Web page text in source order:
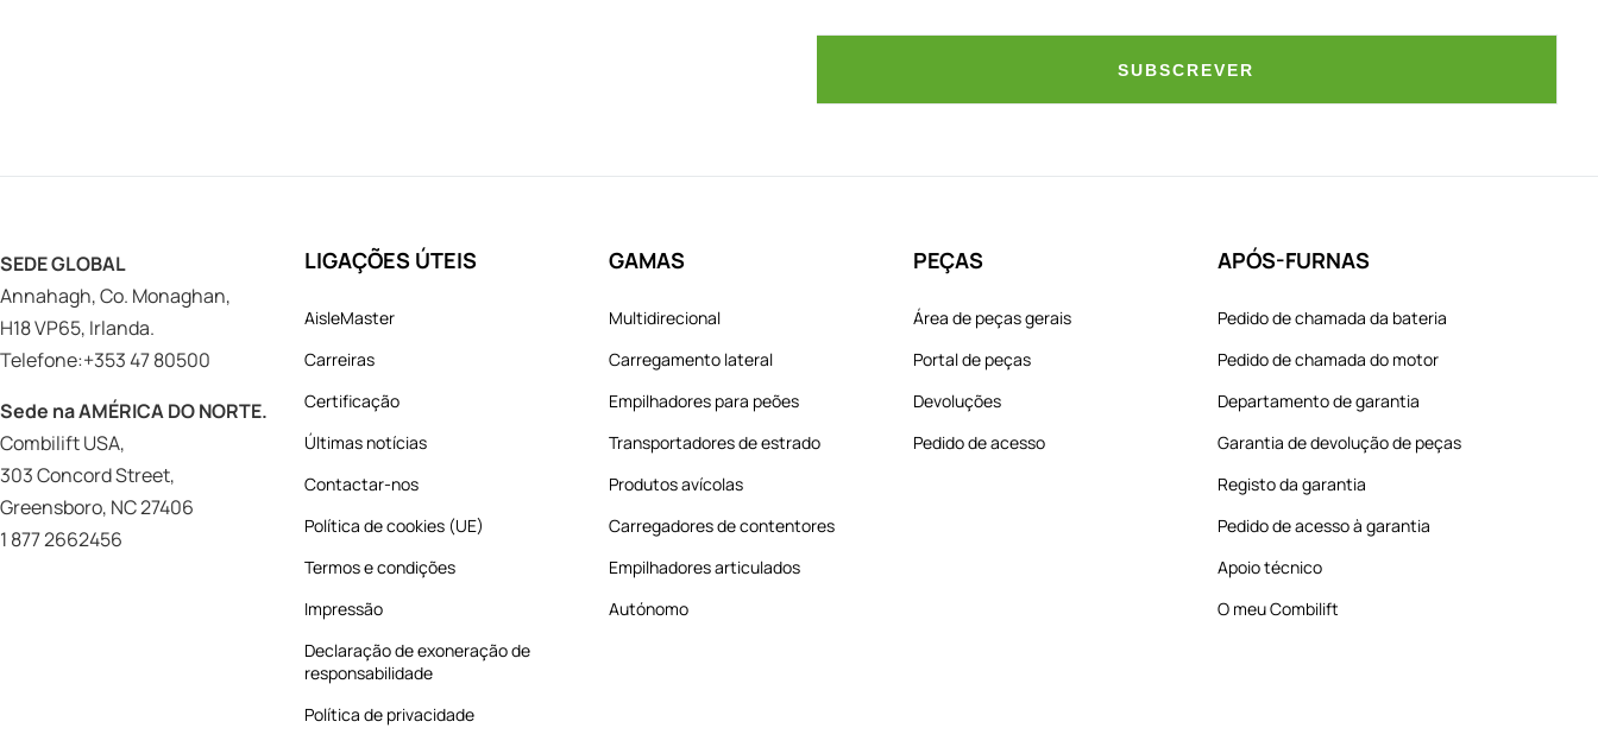
SUBSCREVER
SEDE GLOBAL
Annahagh, Co. Monaghan,
H18 VP65, Irlanda.
Telefone:+353 47 80500
Sede na AMÉRICA DO NORTE.
Combilift USA,
303 Concord Street,
Greensboro, NC 27406
1 877 2662456
LIGAÇÕES ÚTEIS
AisleMaster
Carreiras
Certificação
Últimas notícias
Contactar-nos
Política de cookies (UE)
Termos e condições
Impressão
Declaração de exoneração de
responsabilidade
Política de privacidade
GAMAS
Multidirecional
Carregamento lateral
Empilhadores para peões
Transportadores de estrado
Produtos avícolas
Carregadores de contentores
Empilhadores articulados
Autónomo
PEÇAS
Área de peças gerais
Portal de peças
Devoluções
Pedido de acesso
APÓS-FURNAS
Pedido de chamada da bateria
Pedido de chamada do motor
Departamento de garantia
Garantia de devolução de peças
Registo da garantia
Pedido de acesso à garantia
Apoio técnico
O meu Combilift